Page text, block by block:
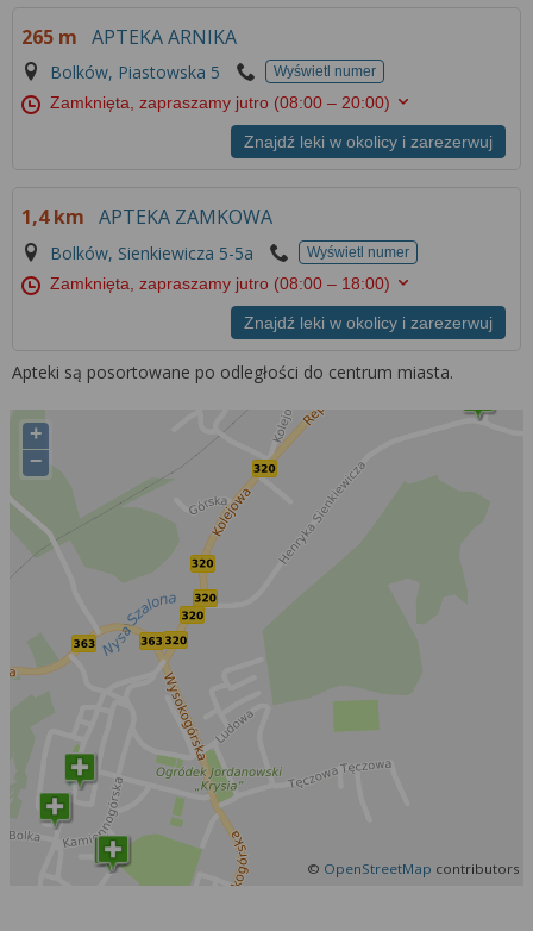
265 m APTEKA ARNIKA
Bolków, Piastowska 5 Wyświetl numer
Zamknięta, zapraszamy jutro (08:00 – 20:00)
Znajdź leki w okolicy i zarezerwuj
1,4 km APTEKA ZAMKOWA
Bolków, Sienkiewicza 5-5a Wyświetl numer
Zamknięta, zapraszamy jutro (08:00 – 18:00)
Znajdź leki w okolicy i zarezerwuj
Apteki są posortowane po odległości do centrum miasta.
+
−
© OpenStreetMap contributors
narzędzi zewnętrznych w naszym serwisie
znajdziesz wRegulaminie Serwisu.